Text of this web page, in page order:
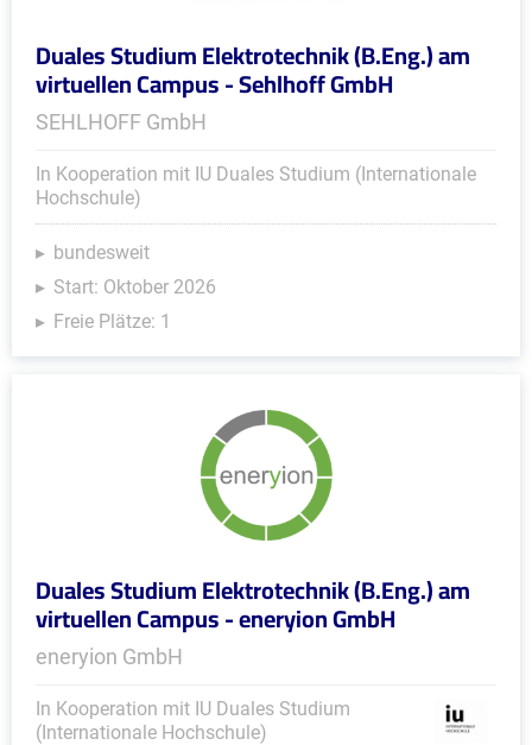
Duales Studium Elektrotechnik (B.Eng.) am
virtuellen Campus - Sehlhoff GmbH
SEHLHOFF GmbH
In Kooperation mit IU Duales Studium (Internationale
Hochschule)
bundesweit
Start: Oktober 2026
Freie Plätze: 1
Duales Studium Elektrotechnik (B.Eng.) am
virtuellen Campus - eneryion GmbH
eneryion GmbH
In Kooperation mit IU Duales Studium
(Internationale Hochschule)